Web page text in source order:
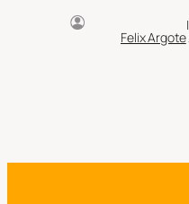
Felix Argote
|